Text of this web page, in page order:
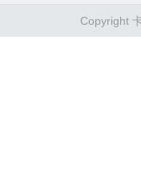
Copyright